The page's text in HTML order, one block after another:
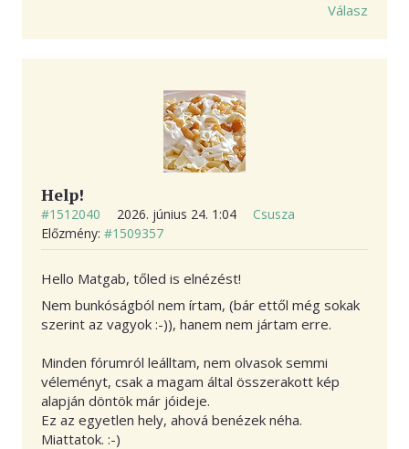
Válasz
Help!
#1512040 2026. június 24. 1:04
Csusza
Előzmény: #1509357
Hello Matgab, tőled is elnézést!
Nem bunkóságból nem írtam, (bár ettől még sokak
szerint az vagyok :-)), hanem nem jártam erre.
Minden fórumról leálltam, nem olvasok semmi
véleményt, csak a magam által összerakott kép
alapján döntök már jóideje.
Ez az egyetlen hely, ahová benézek néha.
Miattatok. :-)